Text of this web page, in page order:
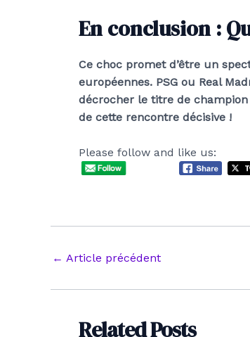
En conclusion :
Ce choc promet d’être un
européennes. PSG ou Real
décrocher le titre de
de cette rencontre décisive !
Please follow and like us:
Navigation
articles
← Article précédent
Related Posts